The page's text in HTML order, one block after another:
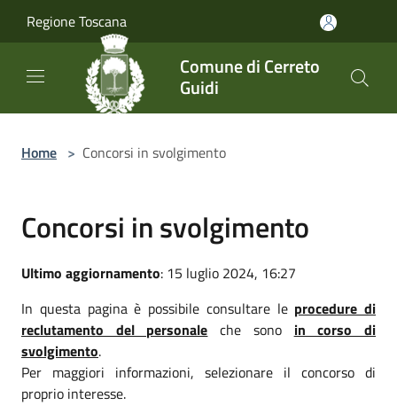
Regione Toscana
Comune di Cerreto
Guidi
Home > Concorsi in svolgimento
Concorsi in svolgimento
Ultimo aggiornamento: 15 luglio 2024, 16:27
In questa pagina è possibile consultare le procedure di
reclutamento del personale che sono in corso di
svolgimento.
Per maggiori informazioni, selezionare il concorso di
proprio interesse.